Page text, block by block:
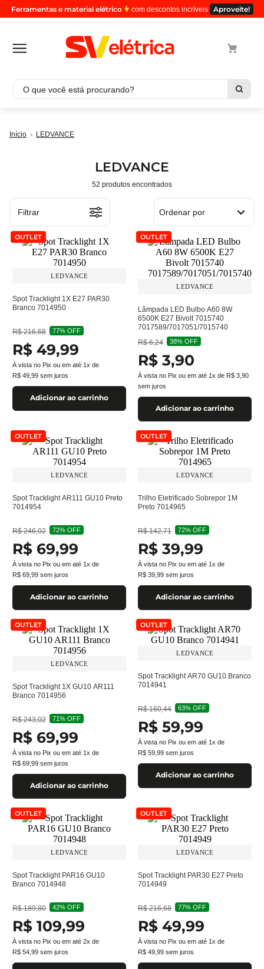
Ferramentas e material elétrico com descontos incríveis Aproveite!
O que você está procurando?
LEDVANCE
LEDVANCE
52 produtos
Ordenar por
Filtrar
OUTLET
LEDVANCE
Spot Tracklight 1X E27 PAR30
Branco 7014950
R$ 216,68 77% OFF
R$ 49,99
À vista no Pix ou em até 1x de
R$ 49 99 sem juros
Adicionar ao carrinho
OUTLET
LEDVANCE
Lâmpada LED Bulbo A60 8W
6500K E27 Bivolt 7015740
7017589/7017051/7015740
R$ 6,24 38% OFF
R$ 3,90
À vista no Pix ou em até 1x de R$ 3 90
sem juros
Adicionar ao carrinho
OUTLET
LEDVANCE
Spot Tracklight AR111 GU10 Preto
7014954
R$ 246,02 72% OFF
R$ 69,99
À vista no Pix ou em até 1x de
R$ 69 99 sem juros
Adicionar ao carrinho
OUTLET
LEDVANCE
Trilho Eletrificado Sobrepor 1M
Preto 7014965
R$ 142,71 72% OFF
R$ 39,99
À vista no Pix ou em até 1x de
R$ 39 99 sem juros
Adicionar ao carrinho
OUTLET
LEDVANCE
Spot Tracklight 1X GU10 AR111
Branco 7014956
R$ 243,02 71% OFF
R$ 69,99
À vista no Pix ou em até 1x de
R$ 69 99 sem juros
Adicionar ao carrinho
OUTLET
LEDVANCE
Spot Tracklight AR70 GU10 Branco
7014941
R$ 160,44 63% OFF
R$ 59,99
À vista no Pix ou em até 1x de
R$ 59 99 sem juros
Adicionar ao carrinho
OUTLET
LEDVANCE
Spot Tracklight PAR16 GU10
Branco 7014948
R$ 189,80 42% OFF
R$ 109,99
À vista no Pix ou em até 2x de
R$ 54 99 sem juros
OUTLET
LEDVANCE
Spot Tracklight PAR30 E27 Preto
7014949
R$ 216,68 77% OFF
R$ 49,99
À vista no Pix ou em até 1x de
R$ 49 99 sem juros
1º cabo
5